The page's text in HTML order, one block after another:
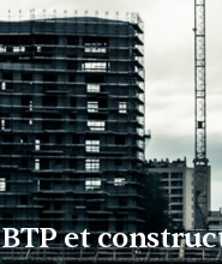
BTP et